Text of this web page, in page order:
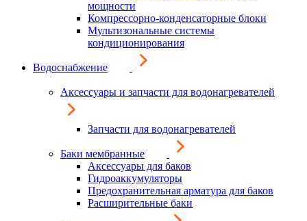
мощности
Компрессорно-конденсаторные блоки
Мультизональные системы
кондиционирования
Водоснабжение
Аксессуары и запчасти для водонагревателей
Запчасти для водонагревателей
Баки мембранные
Аксессуары для баков
Гидроаккумуляторы
Предохранительная арматура для баков
Расширительные баки